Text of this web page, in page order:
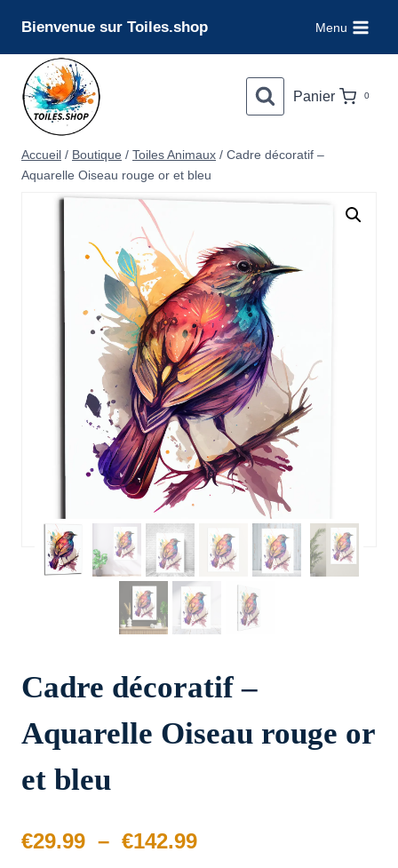
contenu
Bienvenue sur Toiles.shop Menu
Panier 0
Accueil / Boutique / Toiles Animaux / Cadre décoratif –
Aquarelle Oiseau rouge or et bleu
Cadre décoratif –
Aquarelle Oiseau rouge or
et bleu
€29.99 – €142.99Plage